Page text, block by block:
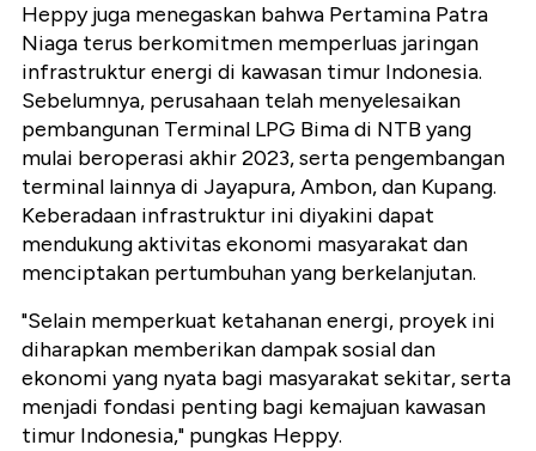
Heppy juga menegaskan bahwa Pertamina Patra
Niaga terus berkomitmen memperluas jaringan
infrastruktur energi di kawasan timur Indonesia.
Sebelumnya, perusahaan telah menyelesaikan
pembangunan Terminal LPG Bima di NTB yang
mulai beroperasi akhir 2023, serta pengembangan
terminal lainnya di Jayapura, Ambon, dan Kupang.
Keberadaan infrastruktur ini diyakini dapat
mendukung aktivitas ekonomi masyarakat dan
menciptakan pertumbuhan yang berkelanjutan.
"Selain memperkuat ketahanan energi, proyek ini
diharapkan memberikan dampak sosial dan
ekonomi yang nyata bagi masyarakat sekitar, serta
menjadi fondasi penting bagi kemajuan kawasan
timur Indonesia," pungkas Heppy.